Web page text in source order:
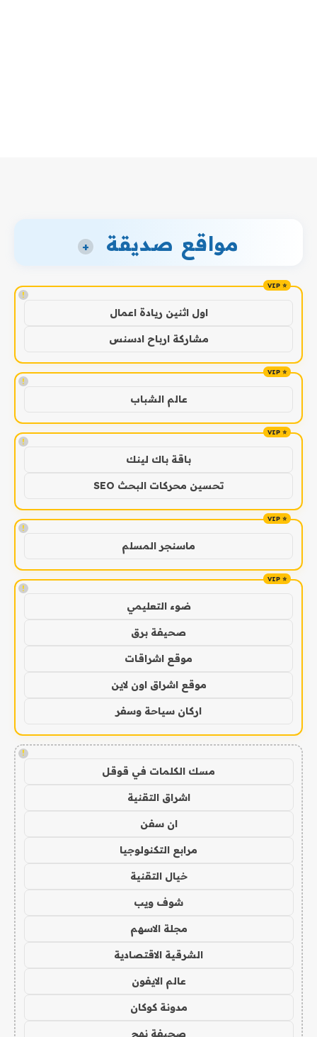
مواقع صديقة +
!
اول اثنين ريادة اعمال
مشاركة ارباح ادسنس
!
عالم الشباب
!
باقة باك لينك
تحسين محركات البحث SEO
!
ماسنجر المسلم
!
ضوء التعليمي
صحيفة برق
موقع اشراقات
موقع اشراق اون لاين
اركان سياحة وسفر
!
مسك الكلمات في قوقل
اشراق التقنية
ان سفن
مرابع التكنولوجيا
خيال التقنية
شوف ويب
مجلة الاسهم
الشرقية الاقتصادية
عالم الايفون
مدونة كوكان
صحيفة نهج